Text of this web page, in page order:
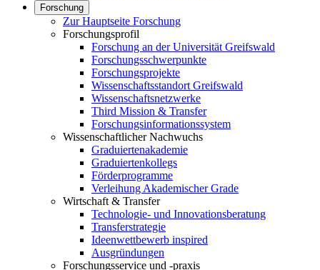
Forschung
Zur Hauptseite Forschung
Forschungsprofil
Forschung an der Universität Greifswald
Forschungsschwerpunkte
Forschungsprojekte
Wissenschaftsstandort Greifswald
Wissenschaftsnetzwerke
Third Mission & Transfer
Forschungsinformationssystem
Wissenschaftlicher Nachwuchs
Graduiertenakademie
Graduiertenkollegs
Förderprogramme
Verleihung Akademischer Grade
Wirtschaft & Transfer
Technologie- und Innovationsberatung
Transferstrategie
Ideenwettbewerb inspired
Ausgründungen
Forschungsservice und -praxis